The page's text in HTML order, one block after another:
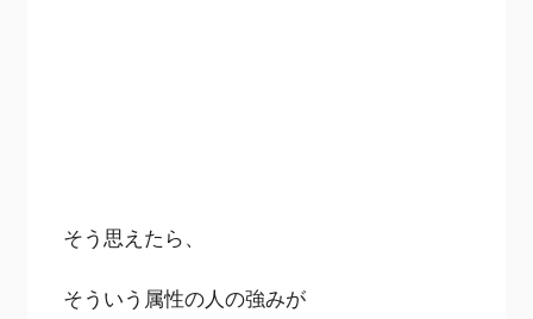
そう思えたら、
そういう属性の人の強みが